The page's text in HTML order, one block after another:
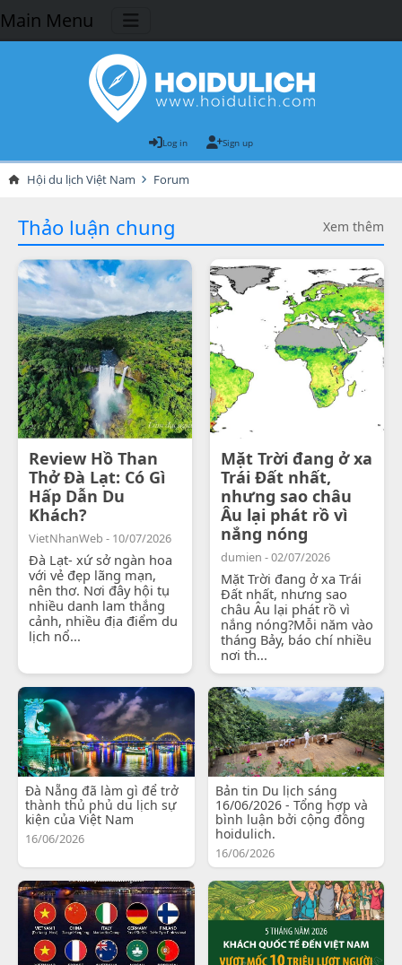
Main Menu
Log in Sign up
Hội du lịch Việt Nam Forum
Thảo luận chung Xem thêm
Review Hồ Than
Thở Đà Lạt: Có Gì
Hấp Dẫn Du
Khách?
VietNhanWeb - 10/07/2026
Đà Lạt- xứ sở ngàn hoa
với vẻ đẹp lãng mạn,
nên thơ. Nơi đây hội tụ
nhiều danh lam thắng
cảnh, nhiều địa điểm du
lịch nổ...
Mặt Trời đang ở xa
Trái Đất nhất,
nhưng sao châu
Âu lại phát rồ vì
nắng nóng
dumien - 02/07/2026
Mặt Trời đang ở xa Trái
Đất nhất, nhưng sao
châu Âu lại phát rồ vì
nắng nóng?Mỗi năm vào
tháng Bảy, báo chí nhiều
nơi th...
Đà Nẵng đã làm gì để trở
thành thủ phủ du lịch sự
kiện của Việt Nam
16/06/2026
Bản tin Du lịch sáng
16/06/2026 - Tổng hợp và
bình luận bởi cộng đồng
hoidulich.
16/06/2026